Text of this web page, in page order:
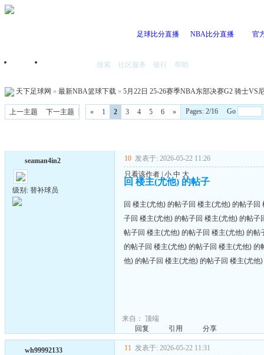
足球比分直播 NBA比分直播 官
首页 搜索 社区服务 银行 帮助
天下足球网 » 最新NBA篮球下载 » 5月22日 25-26赛季NBA东部决赛G2 骑士VS
上一主题 下一主题 « 1 2 3 4 5 6 » Pages: 2/16 Go
seaman4in2
级别: 替补球员
10 发表于: 2026-05-22 11:26
只看该作者 小 中 大
回 楼主(尤他) 的帖子
回 楼主(尤他) 的帖子回 楼主(尤他) 的帖子
子回 楼主(尤他) 的帖子回 楼主(尤他) 的帖
帖子回 楼主(尤他) 的帖子回 楼主(尤他) 的
的帖子回 楼主(尤他) 的帖子回 楼主(尤他)
他) 的帖子回 楼主(尤他) 的帖子回 楼主(尤
来自： 顶端
回复
引用 分享
wh99992133 11 发表于: 2026-05-22 11:31